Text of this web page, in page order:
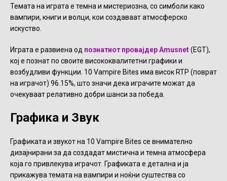
Темата на играта е темна и мистериозна, со симболи како
вампири, книги и волци, кои создаваат атмосферско
искуство.
Играта е развиена од познатиот провајдер Amusnet(EGT),
кој е познат по своите висококвалитетни графики и
возбудливи функции. 10 Vampire Bites има висок RTP (поврат
на играчот) 96.15%, што значи дека играчите можат да
очекуваат релативно добри шанси за победа.
Графика и Звук
Графиката и звукот на 10 Vampire Bites се внимателно
дизајнирани за да создадат мистична и темна атмосфера
која го привлекува играчот. Графиката е детална и ја
прикажува темата на вампири и ноќни суштества со